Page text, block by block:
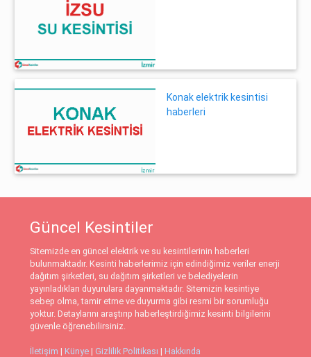
Konak elektrik kesintisi
haberleri
Güncel Kesintiler
Sitemizde en güncel elektrik ve su kesintilerinin haberleri
bulunmaktadır. Kesinti haberlerimiz için edindiğimiz veriler enerji
dağıtım şirketleri, su dağıtım şirketleri ve belediyelerin
yayınladıkları duyurulara dayanmaktadır. Sitemizin kesintiye
sebep olma, tamir etme ve duyurma gibi resmi bir sorumluğu
yoktur. Detaylarını araştırıp haberleştirdiğimiz kesinti bilgilerini
güvenle öğrenebilirsiniz.
İletişim | Künye | Gizlilik Politikası | Hakkında